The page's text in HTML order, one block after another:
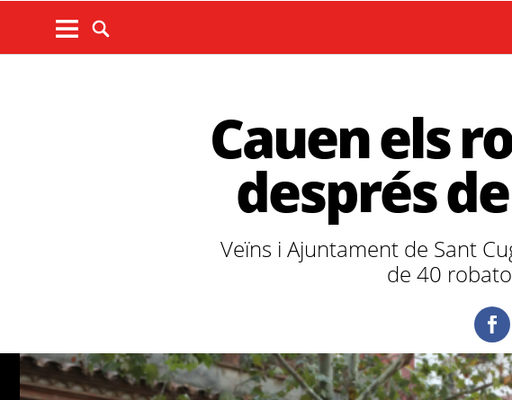
Cauen els
després
Veïns i Ajuntament de Sant
de 40